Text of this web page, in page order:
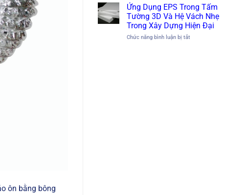
ôn bằng bông
Âm,
Cách
Nhiệt
Cho
Từng
Chọn
Vật
Liệu
Cách
Nhiệt
Ứng Dụng EPS Trong Tấm
Tường 3D Và Hệ Vách Nhẹ
Trong Xây Dựng Hiện Đại
Chức năng bình luận bị tắtở